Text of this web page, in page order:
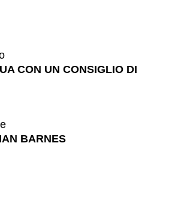
CON UN CONSIGLIO DI
BARNES